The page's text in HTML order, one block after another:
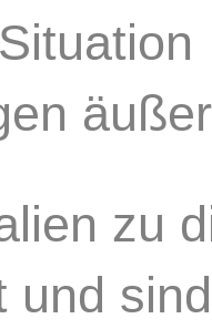
zu
und